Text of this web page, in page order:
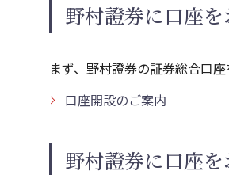
野村證券に口座
まず、野村證券の証券総合口座
口座開設のご案内
野村證券に口座